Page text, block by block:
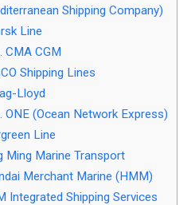
Shipping Company)
Line
CMA CGM
Shipping Lines
Lloyd
ONE (Ocean Network Express)
Line
Ming Marine Transport
Merchant Marine (HMM)
Integrated Shipping Services